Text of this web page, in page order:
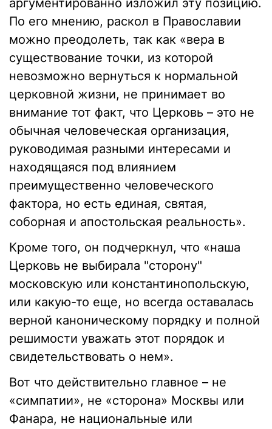
аргументированно изложил эту позицию.
По его мнению, раскол в Православии
можно преодолеть, так как «вера в
существование точки, из которой
невозможно вернуться к нормальной
церковной жизни, не принимает во
внимание тот факт, что Церковь – это не
обычная человеческая организация,
руководимая разными интересами и
находящаяся под влиянием
преимущественно человеческого
фактора, но есть единая, святая,
соборная и апостольская реальность».
Кроме того, он подчеркнул, что «наша
Церковь не выбирала "сторону"
московскую или константинопольскую,
или какую-то еще, но всегда оставалась
верной каноническому порядку и полной
решимости уважать этот порядок и
свидетельствовать о нем».
Вот что действительно главное – не
«симпатии», не «сторона» Москвы или
Фанара, не национальные или